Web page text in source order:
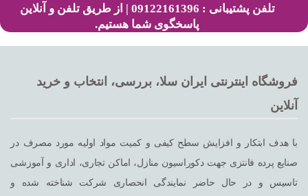
تلفن پشتیبانی : 09122161396 | از طریق تلفن و آنلاین
پاسخگوی شما هستیم.
فروشگاه اینترنتی ایران سلا، بررسی، انتخاب و خرید
آنلاین
با هدف ابتکار و افزایش سطح کیفی و کمیت مواد اولیه مورد مصرف در
صنایع پرده فانتزی جهت دکوراسیون منازل، اماکن تجاری، اداری و آموزشی
تاسیس و در حال حاضر نمایندگی انحصاری شرکت شناخته شده و